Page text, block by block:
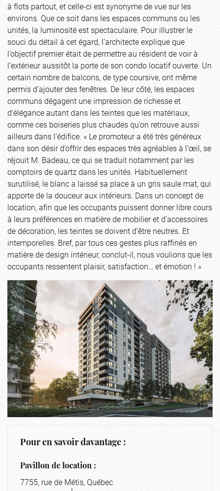
à flots partout, et celle-ci est synonyme de vue sur les
environs. Que ce soit dans les espaces communs ou les
unités, la luminosité est spectaculaire. Pour illustrer le
souci du détail à cet égard, l’architecte explique que
l’objectif premier était de permettre au résident de voir à
l’extérieur aussitôt la porte de son condo locatif ouverte. Un
certain nombre de balcons, de type coursive, ont même
permis d’ajouter des fenêtres. De leur côté, les espaces
communs dégagent une impression de richesse et
d’élégance autant dans les teintes que les matériaux,
comme ces boiseries plus chaudes qu’on retrouve aussi
ailleurs dans l’édifice. « Le promoteur a été très généreux
dans son désir d’offrir des espaces très agréables à l’œil, se
réjouit M. Badeau, ce qui se traduit notamment par les
comptoirs de quartz dans les unités. Habituellement
surutilisé, le blanc a laissé sa place à un gris saule mat, qui
apporte de la douceur aux intérieurs. Dans un concept de
location, afin que les occupants puissent donner libre cours
à leurs préférences en matière de mobilier et d’accessoires
de décoration, les teintes se doivent d’être neutres. Et
intemporelles. Bref, par tous ces gestes plus raffinés en
matière de design intérieur, conclut-il, nous voulions que les
occupants ressentent plaisir, satisfaction… et émotion ! »
Pour en savoir davantage :
Pavillon de location :
7755, rue de Métis, Québec